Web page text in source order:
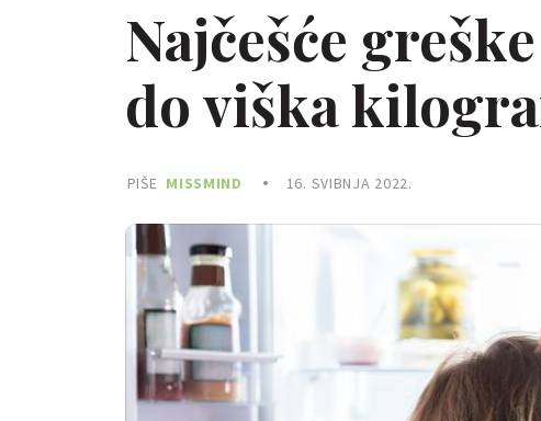
Najčešće
do viška
PIŠE MISSMIND 16. SVIBNJA 2022.